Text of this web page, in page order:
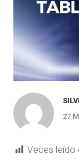
27
Veces leído